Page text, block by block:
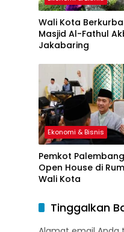
Wali Kota
Masjid Al-Fathul
Jakabaring
Ekonomi & Bisnis
Pemkot
Open House di
Wali Kota
Tinggalkan